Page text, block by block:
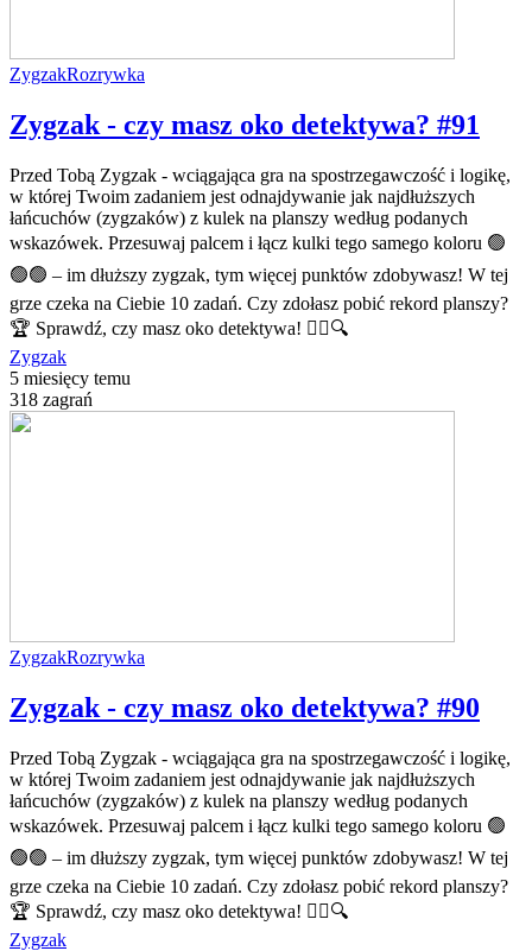
ZygzakRozrywka
Zygzak - czy masz oko detektywa? #91
Przed Tobą Zygzak - wciągająca gra na spostrzegawczość i logikę,
w której Twoim zadaniem jest odnajdywanie jak najdłuższych
łańcuchów (zygzaków) z kulek na planszy według podanych
wskazówek. Przesuwaj palcem i łącz kulki tego samego koloru 🟢
🟢🟢 – im dłuższy zygzak, tym więcej punktów zdobywasz! W tej
grze czeka na Ciebie 10 zadań. Czy zdołasz pobić rekord planszy?
🏆 Sprawdź, czy masz oko detektywa! 🕵️‍♂️🔍
Zygzak
5 miesięcy temu
318 zagrań
ZygzakRozrywka
Zygzak - czy masz oko detektywa? #90
Przed Tobą Zygzak - wciągająca gra na spostrzegawczość i logikę,
w której Twoim zadaniem jest odnajdywanie jak najdłuższych
łańcuchów (zygzaków) z kulek na planszy według podanych
wskazówek. Przesuwaj palcem i łącz kulki tego samego koloru 🟢
🟢🟢 – im dłuższy zygzak, tym więcej punktów zdobywasz! W tej
grze czeka na Ciebie 10 zadań. Czy zdołasz pobić rekord planszy?
🏆 Sprawdź, czy masz oko detektywa! 🕵️‍♂️🔍
Zygzak